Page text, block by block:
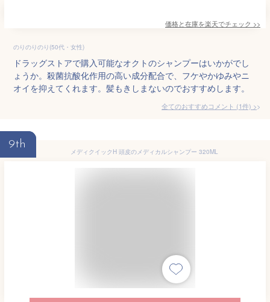
価格と在庫を楽天でチェック >>
のりのりのり(50代・女性)
ドラッグストアで購入可能なオクトのシャンプーはいかがでし
ょうか。殺菌抗酸化作用の高い成分配合で、フケやかゆみやニ
オイを抑えてくれます。髪もきしまないのでおすすめします。
全てのおすすめコメント (1件) >
9th
メディクイックH 頭皮のメディカルシャンプー 320ML